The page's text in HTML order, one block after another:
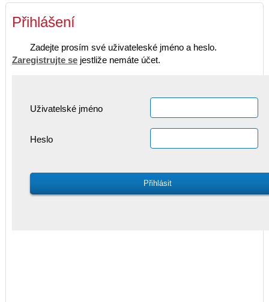
Přihlášení
Zadejte prosím své uživateleské jméno a heslo.
Zaregistrujte se jestliže nemáte účet.
Uživatelské jméno
Heslo